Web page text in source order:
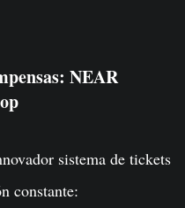
NEAR
sistema de tickets
constante: